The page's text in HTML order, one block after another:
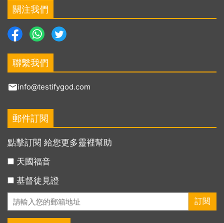
關注我們
聯繫我們
info@testifygod.com
郵件訂閱
點擊訂閱 給您更多靈裡幫助
天國福音
基督徒見證